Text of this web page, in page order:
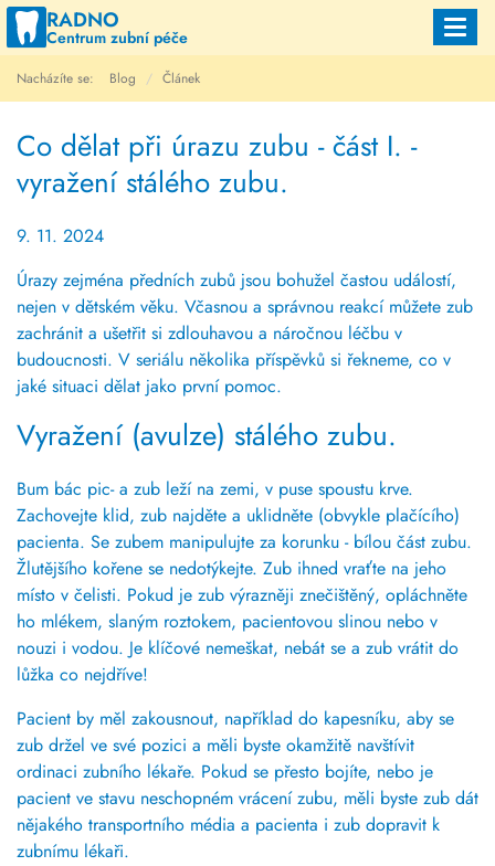
RADNO
Centrum zubní péče
Nacházíte se: Blog Článek
Co dělat při úrazu zubu - část I. -
vyražení stálého zubu.
9. 11. 2024
Úrazy zejména předních zubů jsou bohužel častou událostí,
nejen v dětském věku. Včasnou a správnou reakcí můžete zub
zachránit a ušetřit si zdlouhavou a náročnou léčbu v
budoucnosti. V seriálu několika příspěvků si řekneme, co v
jaké situaci dělat jako první pomoc.
Vyražení (avulze) stálého zubu.
Bum bác pic- a zub leží na zemi, v puse spoustu krve.
Zachovejte klid, zub najděte a uklidněte (obvykle plačícího)
pacienta. Se zubem manipulujte za korunku - bílou část zubu.
Žlutějšího kořene se nedotýkejte. Zub ihned vraťte na jeho
místo v čelisti. Pokud je zub výrazněji znečištěný, opláchněte
ho mlékem, slaným roztokem, pacientovou slinou nebo v
nouzi i vodou. Je klíčové nemeškat, nebát se a zub vrátit do
lůžka co nejdříve!
Pacient by měl zakousnout, například do kapesníku, aby se
zub držel ve své pozici a měli byste okamžitě navštívit
ordinaci zubního lékaře. Pokud se přesto bojíte, nebo je
pacient ve stavu neschopném vrácení zubu, měli byste zub dát
nějakého transportního média a pacienta i zub dopravit k
zubnímu lékaři.